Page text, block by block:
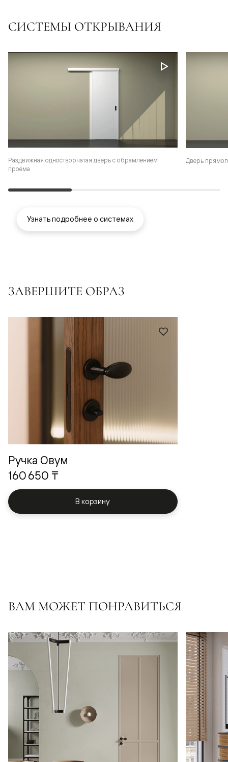
СИСТЕМЫ ОТКРЫВАНИЯ
Раздвижная одностворчатая дверь с обрамлением
проёма
Дверь
Узнать подробнее о системах
ЗАВЕРШИТЕ ОБРАЗ
Ручка Овум
160 650 ₸
В корзину
ВАМ МОЖЕТ ПОНРАВИТЬСЯ